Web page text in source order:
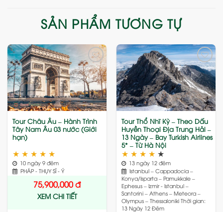
SẢN PHẨM TƯƠNG TỰ
Add
to
wishlist
Tour Châu Âu – Hành Trình
Tây Nam Âu 03 nước (Giới
hạn)
★ ★ ★ ★ ★
10 ngày 9 đêm
PHÁP - THỤY SĨ - Ý
75,900,000đ
XEM CHI TIẾT
Add
to
wishlist
Tour Thổ Nhĩ Kỳ – Theo Dấu
Huyền Thoại Địa Trung Hải –
13 Ngày – Bay Turkish Airlines
5* – Từ Hà Nội
★ ★ ★ ★ ★
13 ngày 12 đêm
Istanbul – Cappadocia –
Konya/Isparta – Pamukkale –
Ephesus – Izmir - Istanbul –
Santorini – Athens – Meteora –
Olympus – Thessaloniki Thời gian:
13 Ngày 12 Đêm